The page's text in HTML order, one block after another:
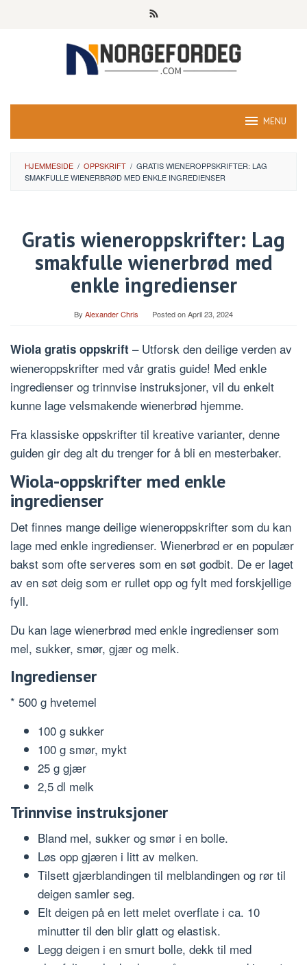
MENU
HJEMMESIDE / OPPSKRIFT / GRATIS WIENEROPPSKRIFTER: LAG
SMAKFULLE WIENERBRØD MED ENKLE INGREDIENSER
Gratis wieneroppskrifter: Lag
smakfulle wienerbrød med
enkle ingredienser
By Alexander Chris Posted onApril 23, 2024
Wiola gratis oppskrift – Utforsk den deilige verden av
wieneroppskrifter med vår gratis guide! Med enkle
ingredienser og trinnvise instruksjoner, vil du enkelt
kunne lage velsmakende wienerbrød hjemme.
Fra klassiske oppskrifter til kreative varianter, denne
guiden gir deg alt du trenger for å bli en mesterbaker.
Wiola-oppskrifter med enkle
ingredienser
Det finnes mange deilige wieneroppskrifter som du kan
lage med enkle ingredienser. Wienerbrød er en populær
bakst som ofte serveres som en søt godbit. De er laget
av en søt deig som er rullet opp og fylt med forskjellige
fyll.
Du kan lage wienerbrød med enkle ingredienser som
mel, sukker, smør, gjær og melk.
Ingredienser
* 500 g hvetemel
100 g sukker
100 g smør, mykt
25 g gjær
2,5 dl melk
Trinnvise instruksjoner
Bland mel, sukker og smør i en bolle.
Løs opp gjæren i litt av melken.
Tilsett gjærblandingen til melblandingen og rør til
deigen samler seg.
Elt deigen på en lett melet overflate i ca. 10
minutter til den blir glatt og elastisk.
Legg deigen i en smurt bolle, dekk til med